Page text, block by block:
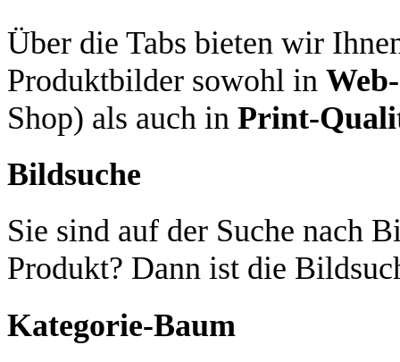
Über die Tabs bieten wir
Produktbilder sowohl in
Shop) als auch in Print-
Bildsuche
Sie sind auf der Suche nach
Produkt? Dann ist die
Kategorie-Baum